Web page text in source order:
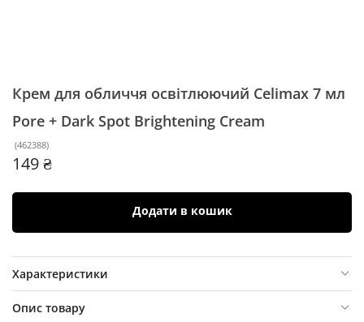
Крем для обличчя освітлюючий Celimax 7 мл
Pore + Dark Spot Brightening Cream
(462388)
149 ₴
Додати в кошик
Характеристики
Опис товару